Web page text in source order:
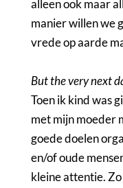
alleen ook maar
manier willen we
vrede op aarde
But the very next
Toen ik kind was
met mijn moeder
goede doelen
en/of oude
kleine attentie.